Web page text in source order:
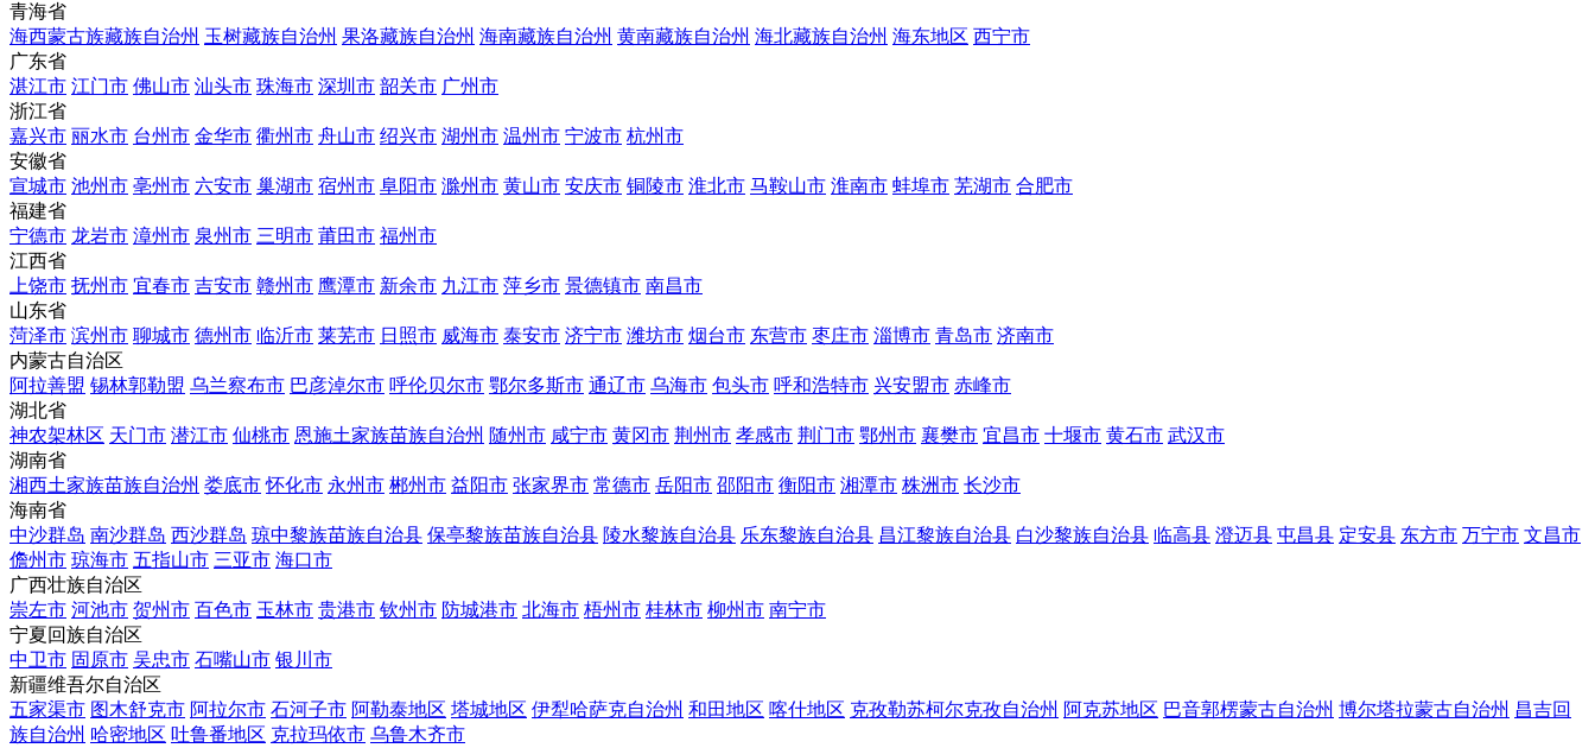
青海省
海西蒙古族藏族自治州 玉树藏族自治州 果洛藏族自治州 海南藏族自治州 黄南藏族自治州 海北藏族自治州 海东地区 西宁市
广东省
湛江市 江门市 佛山市 汕头市 珠海市 深圳市 韶关市 广州市
浙江省
嘉兴市 丽水市 台州市 金华市 衢州市 舟山市 绍兴市 湖州市 温州市 宁波市 杭州市
安徽省
宣城市 池州市 亳州市 六安市 巢湖市 宿州市 阜阳市 滁州市 黄山市 安庆市 铜陵市 淮北市 马鞍山市 淮南市 蚌埠市 芜湖市 合肥市
福建省
宁德市 龙岩市 漳州市 泉州市 三明市 莆田市 福州市
江西省
上饶市 抚州市 宜春市 吉安市 赣州市 鹰潭市 新余市 九江市 萍乡市 景德镇市 南昌市
山东省
菏泽市 滨州市 聊城市 德州市 临沂市 莱芜市 日照市 威海市 泰安市 济宁市 潍坊市 烟台市 东营市 枣庄市 淄博市 青岛市 济南市
内蒙古自治区
阿拉善盟 锡林郭勒盟 乌兰察布市 巴彦淖尔市 呼伦贝尔市 鄂尔多斯市 通辽市 乌海市 包头市 呼和浩特市 兴安盟市 赤峰市
湖北省
神农架林区 天门市 潜江市 仙桃市 恩施土家族苗族自治州 随州市 咸宁市 黄冈市 荆州市 孝感市 荆门市 鄂州市 襄樊市 宜昌市 十堰市 黄石市 武汉市
湖南省
湘西土家族苗族自治州 娄底市 怀化市 永州市 郴州市 益阳市 张家界市 常德市 岳阳市 邵阳市 衡阳市 湘潭市 株洲市 长沙市
海南省
中沙群岛 南沙群岛 西沙群岛 琼中黎族苗族自治县 保亭黎族苗族自治县 陵水黎族自治县 乐东黎族自治县 昌江黎族自治县 白沙黎族自治县 临高县 澄迈县 屯昌县 定安县 东方市 万宁市 文昌市
儋州市 琼海市 五指山市 三亚市 海口市
广西壮族自治区
崇左市 河池市 贺州市 百色市 玉林市 贵港市 钦州市 防城港市 北海市 梧州市 桂林市 柳州市 南宁市
宁夏回族自治区
中卫市 固原市 吴忠市 石嘴山市 银川市
新疆维吾尔自治区
五家渠市 图木舒克市 阿拉尔市 石河子市 阿勒泰地区 塔城地区 伊犁哈萨克自治州 和田地区 喀什地区 克孜勒苏柯尔克孜自治州 阿克苏地区 巴音郭楞蒙古自治州 博尔塔拉蒙古自治州 昌吉回
族自治州 哈密地区 吐鲁番地区 克拉玛依市 乌鲁木齐市